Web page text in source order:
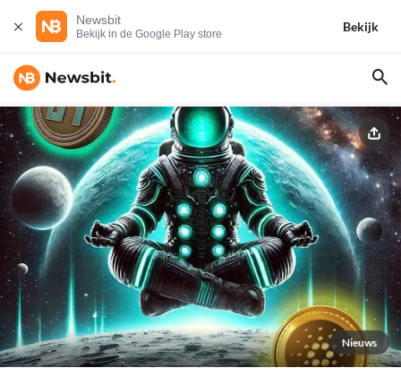
Newsbit
Bekijk in de Google Play store
Bekijk
Nieuws